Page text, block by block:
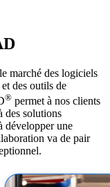
marché des logiciels
des outils de
® permet à nos clients
des solutions
développer une
va de pair